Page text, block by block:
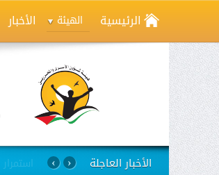
الرئيسية الهيئة الأخبار
الأخبار العاجلة › ‹